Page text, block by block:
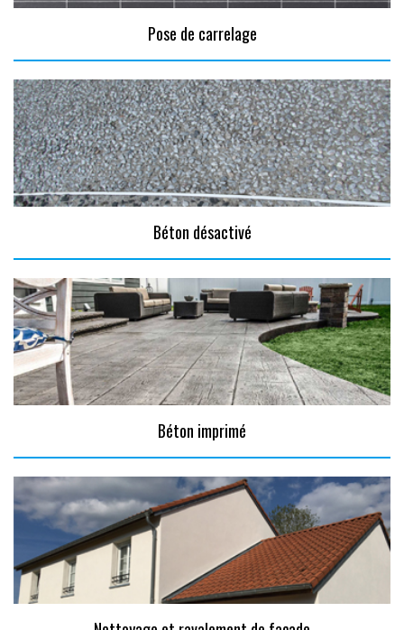
Pose de carrelage
Béton désactivé
Béton imprimé